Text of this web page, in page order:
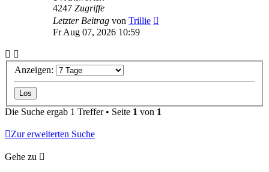
4247 Zugriffe
Letzter Beitrag von Trillie
Fr Aug 07, 2026 10:59
Anzeigen:
Die Suche ergab 1 Treffer • Seite 1 von 1
Zur erweiterten Suche
Gehe zu